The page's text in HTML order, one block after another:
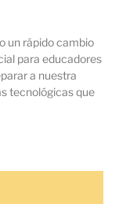
un rápido cambio
para educadores
a nuestra
tecnológicas que